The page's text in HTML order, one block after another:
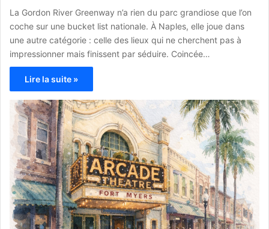
La Gordon River Greenway n’a rien du parc grandiose que l’on
coche sur une bucket list nationale. À Naples, elle joue dans
une autre catégorie : celle des lieux qui ne cherchent pas à
impressionner mais finissent par séduire. Coincée…
Lire la suite »